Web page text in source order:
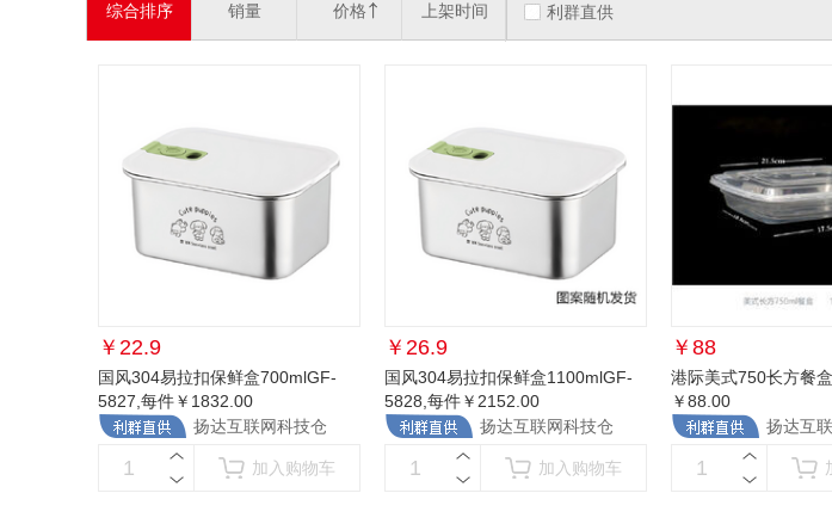
综合排序 销量 价格 上架时间 利群直供
￥ 22.9
国风304易拉扣保鲜盒700mlGF-
5827 ,每件￥1832.00
扬达互联网科技仓
加入购物车
￥ 26.9
国风304易拉扣保鲜盒1100mlGF-
5828 ,每件￥2152.00
扬达互联网科技仓
加入购物车
￥ 88
港际美式750长方餐
￥88.00
扬达互